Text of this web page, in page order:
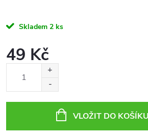
Skladem 2 ks
49 Kč
VLOŽIT DO KOŠÍKU